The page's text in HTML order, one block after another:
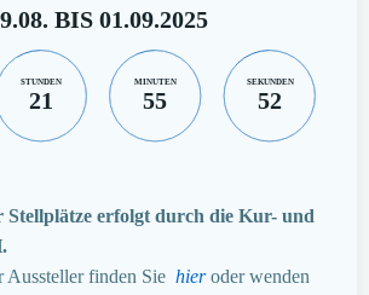
BIS 01.09.2025
STUNDEN
21
MINUTEN
55
SEKUNDEN
51
Stellplätze erfolgt durch die Kur- und
Aussteller finden Sie hieroder wenden